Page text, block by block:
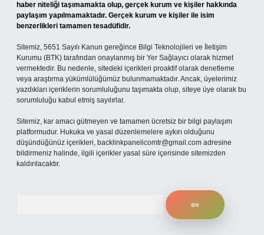
haber niteliği taşımamakta olup, gerçek kurum ve kişiler hakkında
paylaşım yapılmamaktadır. Gerçek kurum ve kişiler ile isim
benzerlikleri tamamen tesadüfidir.
Sitemiz, 5651 Sayılı Kanun gereğince Bilgi Teknolojileri ve İletişim
Kurumu (BTK) tarafından onaylanmış bir Yer Sağlayıcı olarak hizmet
vermektedir. Bu nedenle, sitedeki içerikleri proaktif olarak denetleme
veya araştırma yükümlülüğümüz bulunmamaktadır. Ancak, üyelerimiz
yazdıkları içeriklerin sorumluluğunu taşımakta olup, siteye üye olarak bu
sorumluluğu kabul etmiş sayılırlar.
Sitemiz, kar amacı gütmeyen ve tamamen ücretsiz bir bilgi paylaşım
platformudur. Hukuka ve yasal düzenlemelere aykırı olduğunu
düşündüğünüz içerikleri, backlinkpanelicomtr@gmail.com adresine
bildirmeniz halinde, ilgili içerikler yasal süre içerisinde sitemizden
kaldırılacaktır.